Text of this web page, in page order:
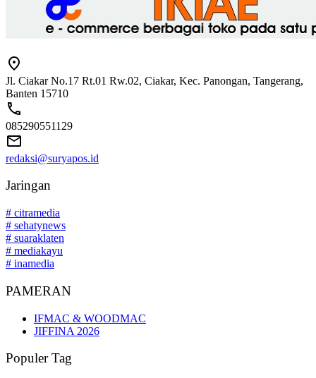
Jl. Ciakar No.17 Rt.01 Rw.02, Ciakar, Kec. Panongan, Tangerang,
Banten 15710
085290551129
redaksi@suryapos.id
Jaringan
# citramedia
# sehatynews
# suaraklaten
# mediakayu
# inamedia
PAMERAN
IFMAC & WOODMAC
JIFFINA 2026
Populer Tag